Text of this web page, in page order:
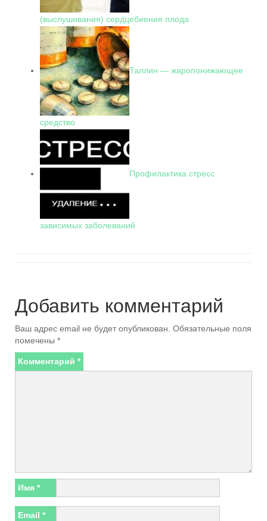
(выслушивания) сердцебиения плода
Таллин — жаропонижающее
средство
Профилактика стресс
зависимых заболеваний
Добавить комментарий
Ваш адрес email не будет опубликован. Обязательные поля
помечены *
Комментарий *
Имя *
Email *